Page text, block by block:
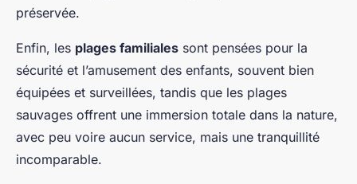
préservée.
Enfin, les plages familiales sont pensées pour la
sécurité et l’amusement des enfants, souvent bien
équipées et surveillées, tandis que les plages
sauvages offrent une immersion totale dans la nature,
avec peu voire aucun service, mais une tranquillité
incomparable.